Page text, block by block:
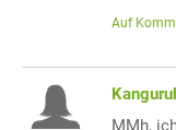
Auf
MMh,